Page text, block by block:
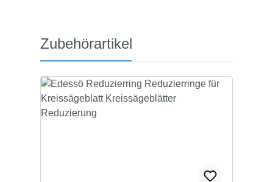
Produktgalerie überspringen
Zubehörartikel